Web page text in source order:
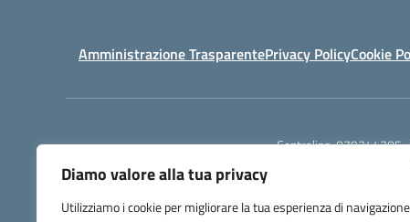
Diamo valore alla tua privacy
Utilizziamo i cookie per migliorare la tua esperienza di
Amministrazione TrasparentePrivacy PolicyCookie
Centralino:079244305